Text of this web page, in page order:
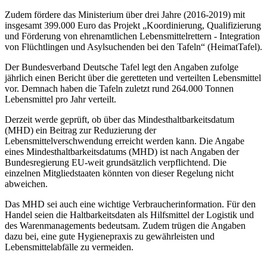
Zudem fördere das Ministerium über drei Jahre (2016-2019) mit
insgesamt 399.000 Euro das Projekt „Koordinierung, Qualifizierung
und Förderung von ehrenamtlichen Lebensmittelrettern - Integration
von Flüchtlingen und Asylsuchenden bei den Tafeln“ (HeimatTafel).
Der Bundesverband Deutsche Tafel legt den Angaben zufolge
jährlich einen Bericht über die geretteten und verteilten Lebensmittel
vor. Demnach haben die Tafeln zuletzt rund 264.000 Tonnen
Lebensmittel pro Jahr verteilt.
Derzeit werde geprüft, ob über das Mindesthaltbarkeitsdatum
(MHD) ein Beitrag zur Reduzierung der
Lebensmittelverschwendung erreicht werden kann. Die Angabe
eines Mindesthaltbarkeitsdatums (MHD) ist nach Angaben der
Bundesregierung EU-weit grundsätzlich verpflichtend. Die
einzelnen Mitgliedstaaten könnten von dieser Regelung nicht
abweichen.
Das MHD sei auch eine wichtige Verbraucherinformation. Für den
Handel seien die Haltbarkeitsdaten als Hilfsmittel der Logistik und
des Warenmanagements bedeutsam. Zudem trügen die Angaben
dazu bei, eine gute Hygienepraxis zu gewährleisten und
Lebensmittelabfälle zu vermeiden.